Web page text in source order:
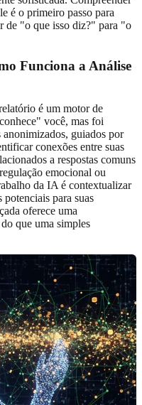
é o primeiro passo para
de "o que isso diz?" para "o
Funciona a Análise
é um motor de
você, mas foi
anonimizados, guiados por
conexões entre suas
a respostas comuns
emocional ou
da IA é contextualizar
potenciais para suas
oferece uma
que uma simples